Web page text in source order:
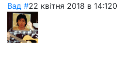
Вад #22 квітня 2018 в 14:120